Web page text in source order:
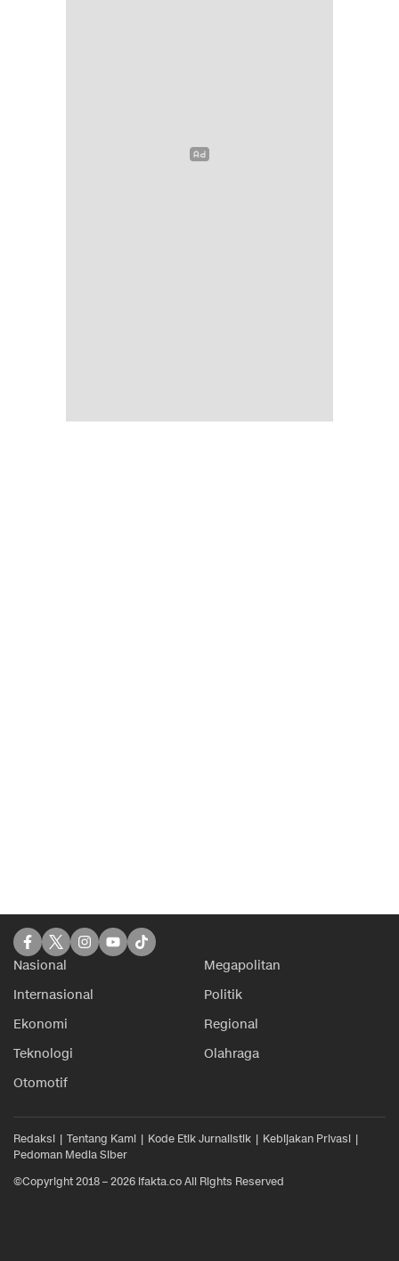
Nasional
Megapolitan
Internasional
Politik
Ekonomi
Regional
Teknologi
Olahraga
Otomotif
Redaksi Tentang Kami Kode Etik Jurnalistik
Kebijakan Privasi
Pedoman Media Siber
©Copyright 2018 – 2026 ifakta.co All Rights Reserved